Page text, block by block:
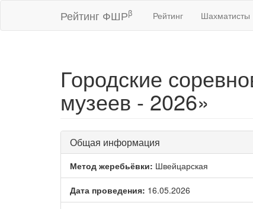
Рейтинг ФШРβ Рейтинг Шахматисты
Городские
музеев - 2026»
Общая информация
Метод жеребьёвки: Швейцарская
Дата проведения: 16.05.2026